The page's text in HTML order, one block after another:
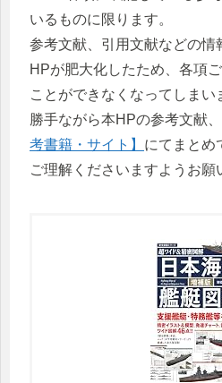
いるものに限ります。
参考文献、引用文献などの情
HPが肥大化したため、各項
ことができなくなってしまい
勝手ながら本HPの参考文献
考書籍・サイト】 にてまとめ
ご理解くださいますようお願